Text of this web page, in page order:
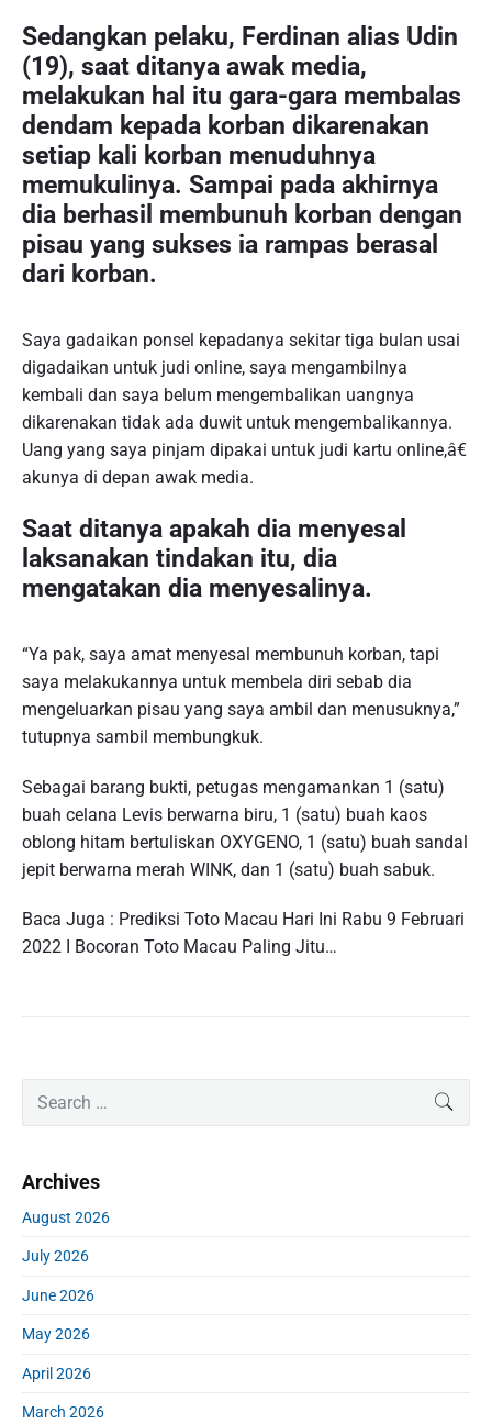
Sedangkan pelaku, Ferdinan alias Udin
(19), saat ditanya awak media,
melakukan hal itu gara-gara membalas
dendam kepada korban dikarenakan
setiap kali korban menuduhnya
memukulinya. Sampai pada akhirnya
dia berhasil membunuh korban dengan
pisau yang sukses ia rampas berasal
dari korban.
Saya gadaikan ponsel kepadanya sekitar tiga bulan usai
digadaikan untuk judi online, saya mengambilnya
kembali dan saya belum mengembalikan uangnya
dikarenakan tidak ada duwit untuk mengembalikannya.
Uang yang saya pinjam dipakai untuk judi kartu online,â€
akunya di depan awak media.
Saat ditanya apakah dia menyesal
laksanakan tindakan itu, dia
mengatakan dia menyesalinya.
“Ya pak, saya amat menyesal membunuh korban, tapi
saya melakukannya untuk membela diri sebab dia
mengeluarkan pisau yang saya ambil dan menusuknya,”
tutupnya sambil membungkuk.
Sebagai barang bukti, petugas mengamankan 1 (satu)
buah celana Levis berwarna biru, 1 (satu) buah kaos
oblong hitam bertuliskan OXYGENO, 1 (satu) buah sandal
jepit berwarna merah WINK, dan 1 (satu) buah sabuk.
Baca Juga : Prediksi Toto Macau Hari Ini Rabu 9 Februari
2022 I Bocoran Toto Macau Paling Jitu…
a
y
S
d
b
a
c
h
o
Archives
August 2026
July 2026
June 2026
May 2026
April 2026
March 2026